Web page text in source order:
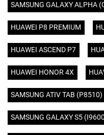
SAMSUNG GALAXY ALPHA
HUAWEI P8 PREMIUM
HUAWEI ASCEND P7
HUAWEI HONOR 4X
SAMSUNG ATIV TAB (P8510)
SAMSUNG GALAXY S5